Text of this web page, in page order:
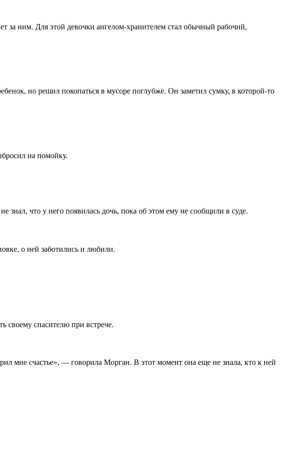
за ним. Для этой девочки ангелом-хранителем стал обычный рабочий,
но решил покопаться в мусоре поглубже. Он заметил сумку, в которой-то
на помойку.
знал, что у него появилась дочь, пока об этом ему не сообщили в суде.
о ней заботились и любили.
своему спасителю при встрече.
мне счастье», — говорила Морган. В этот момент она еще не знала, кто к ней